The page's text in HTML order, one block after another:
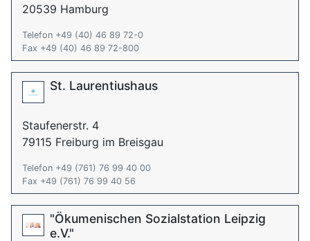
20539 Hamburg
Telefon +49 (40) 46 89 72-0
Fax +49 (40) 46 89 72-800
St. Laurentiushaus
Staufenerstr. 4
79115 Freiburg im Breisgau
Telefon +49 (761) 76 99 40 00
Fax +49 (761) 76 99 40 56
"Ökumenischen Sozialstation Leipzig
e.V."